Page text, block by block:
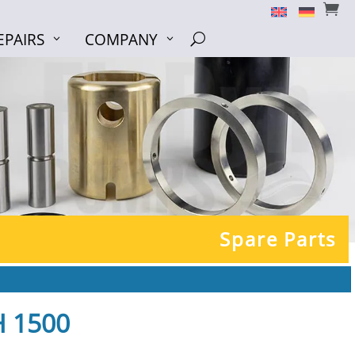

COMPANY U

COMPANY U
Spare Parts
1500